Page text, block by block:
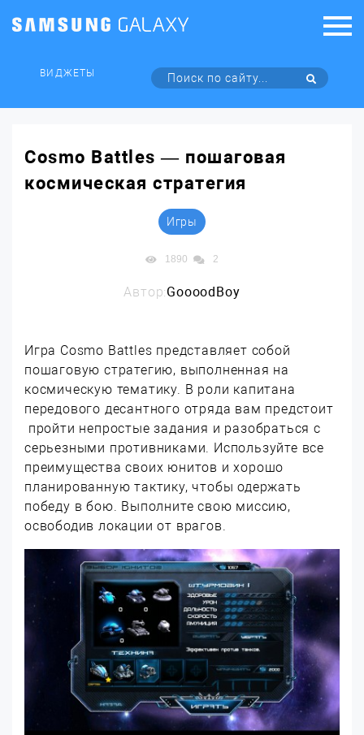
ВИДЖЕТЫ
Cosmo Battles — пошаговая
космическая стратегия
Игры
1890 2
Автор:GoooodBoy
Игра Cosmo Battles представляет собой
пошаговую стратегию, выполненная на
космическую тематику. В роли капитана
передового десантного отряда вам предстоит
пройти непростые задания и разобраться с
серьезными противниками. Используйте все
преимущества своих юнитов и хорошо
планированную тактику, чтобы одержать
победу в бою. Выполните свою миссию,
освободив локации от врагов.